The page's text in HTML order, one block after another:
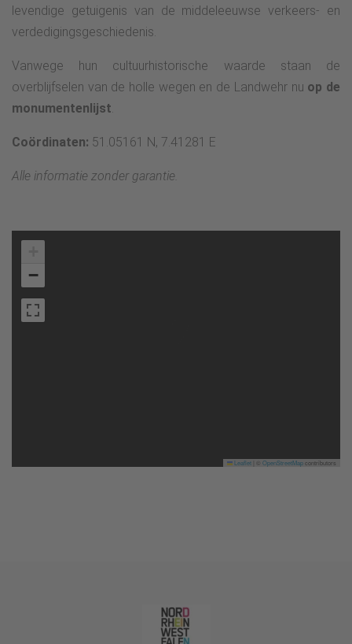
levendige getuigenis van de middeleeuwse verkeers- en
verdedigingsgeschiedenis.
Vanwege hun cultuurhistorische waarde staan de
overblijfselen van de holle wegen en de Landwehr nu op de
monumentenlijst.
Coördinaten: 51.05161 N, 7.41281 E
Alle informatie zonder garantie.
−
Leaflet OpenStreetMapcontributors